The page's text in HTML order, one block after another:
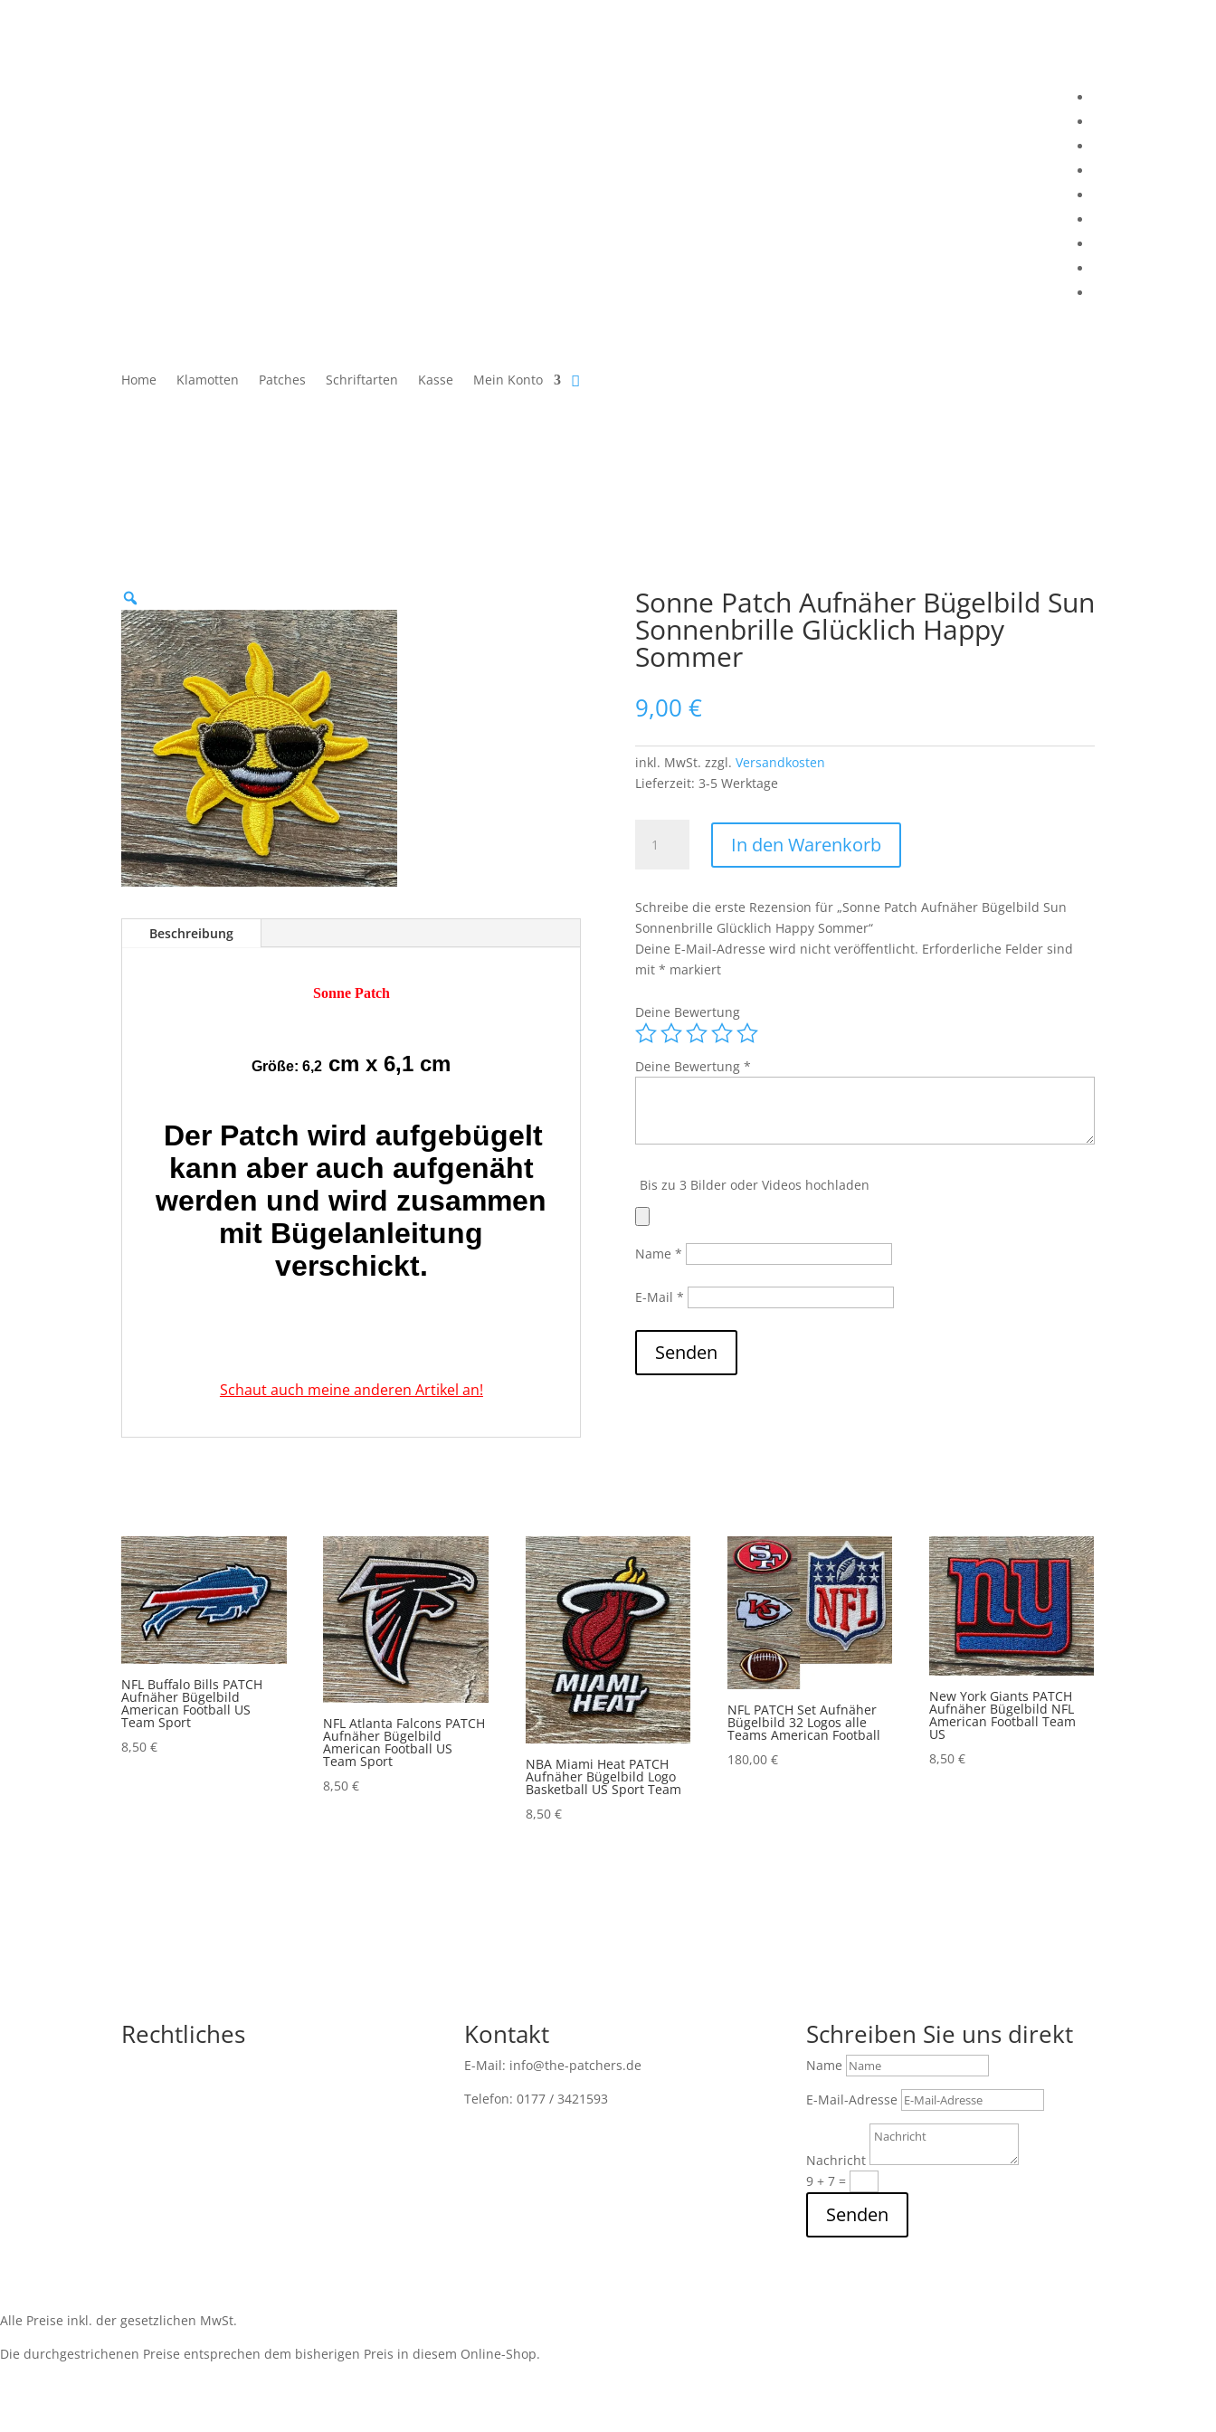
Home Klamotten Patches Schriftarten Kasse Mein Konto
Beschreibung
Sonne Patch
Größe: 6,2 cm x 6,1 cm
Der Patch wird aufgebügelt
kann aber auch aufgenäht
werden und wird zusammen
mit Bügelanleitung
verschickt.
Schaut auch meine anderen Artikel an!
Sonne Patch Aufnäher Bügelbild Sun
Sonnenbrille Glücklich Happy
Sommer
9,00 €
inkl. MwSt. zzgl. Versandkosten
Lieferzeit: 3-5 Werktage
Patch
Sun
Sonnenbrille
Glücklich
Happy
Menge
In den Warenkorb
Schreibe die erste Rezension für „Sonne Patch Aufnäher Bügelbild Sun
Sonnenbrille Glücklich Happy Sommer“
Deine E-Mail-Adresse wird nicht veröffentlicht. Erforderliche Felder sind
mit * markiert
Deine Bewertung
Deine Bewertung *
Bis zu 3 Bilder oder Videos hochladen
Name *
E-Mail *
Senden
NFL Buffalo Bills PATCH
Aufnäher Bügelbild
American Football US
Team Sport
8,50€
NFL Atlanta Falcons PATCH
Aufnäher Bügelbild
American Football US
Team Sport
8,50€
NBA Miami Heat PATCH
Aufnäher Bügelbild Logo
Basketball US Sport Team
8,50 €
NFL PATCH Set Aufnäher
Bügelbild 32 Logos alle
Teams American Football
180,00 €
New York Giants PATCH
Aufnäher Bügelbild NFL
American Football Team
US
8,50 €
Rechtliches Kontakt
E-Mail: info@the-patchers.de
Telefon: 0177 / 3421593
Schreiben Sie uns direkt
Name
E-Mail-Adresse
Nachricht
9 + 7=
Senden
Alle Preise inkl. der gesetzlichen MwSt.
Die durchgestrichenen Preise entsprechen dem bisherigen Preis in diesem Online-Shop.